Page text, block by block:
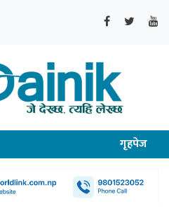
गृहपेज